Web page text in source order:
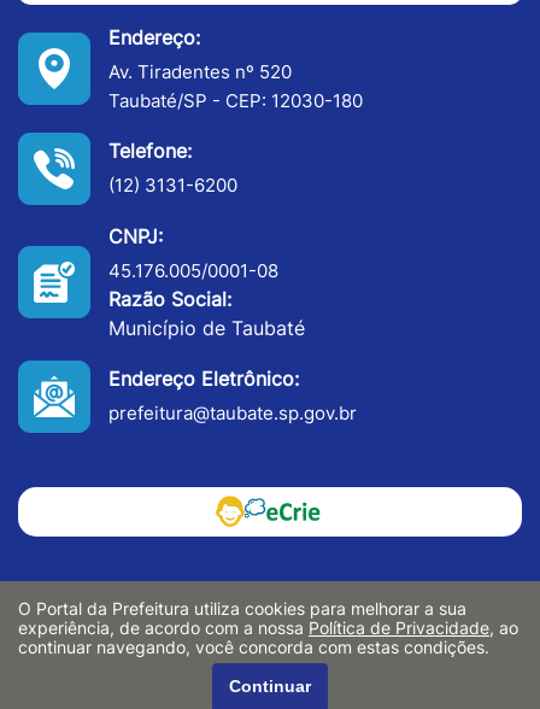
Endereço:
Av. Tiradentes nº 520
Taubaté/SP - CEP: 12030-180
Telefone:
(12) 3131-6200
CNPJ:
45.176.005/0001-08
Razão Social:
Município de Taubaté
Endereço Eletrônico:
prefeitura@taubate.sp.gov.br
O Portal da Prefeitura utiliza cookies para melhorar a sua
experiência, de acordo com a nossa Política de Privacidade, ao
continuar navegando, você concorda com estas condições.
Continuar